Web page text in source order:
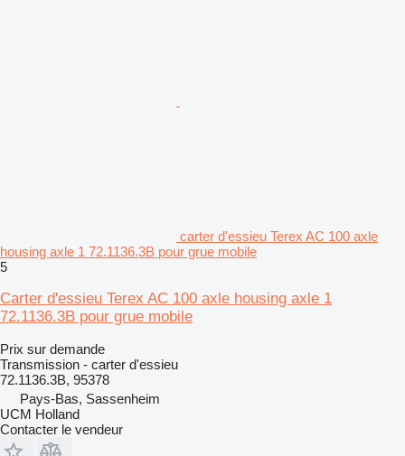
carter d'essieu Terex AC 100 axle
housing axle 1 72.1136.3B pour grue mobile
5
Carter d'essieu Terex AC 100 axle housing axle 1
72.1136.3B pour grue mobile
Prix sur demande
Transmission - carter d'essieu
72.1136.3B, 95378
Pays-Bas, Sassenheim
UCM Holland
Contacter le vendeur